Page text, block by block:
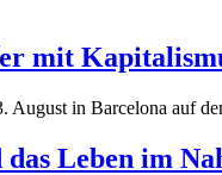
mit
in Barcelona auf
Leben im